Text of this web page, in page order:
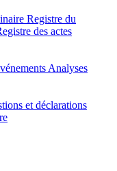
Registre du
des actes
Analyses
et déclarations